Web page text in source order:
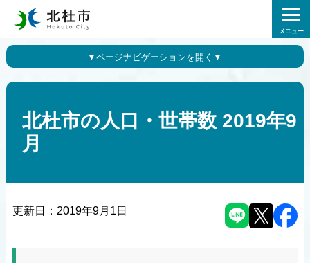
メニュー
北杜市の人口・世帯数 2019年9
月
更新日： 2019年9月1日